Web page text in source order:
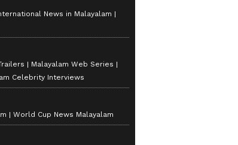
News in Malayalam
Malayalam Web Series
Celebrity Interviews
World Cup News Malayalam